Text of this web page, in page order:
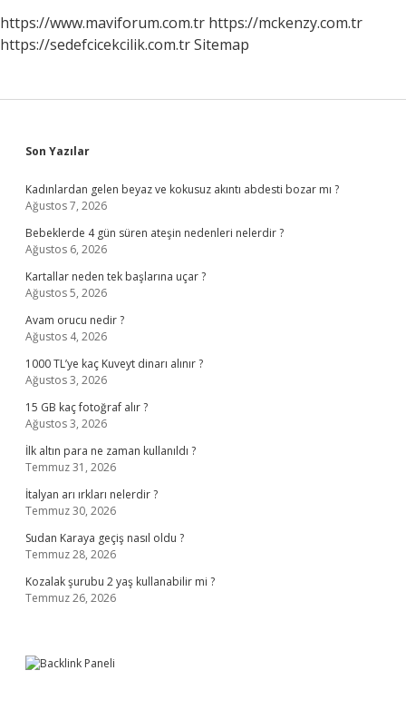
https://www.maviforum.com.tr https://mckenzy.com.tr
https://sedefcicekcilik.com.trSitemap
Sidebar
Son Yazılar
Kadınlardan gelen beyaz ve kokusuz akıntı abdesti bozar mı ?
Ağustos 7, 2026
Bebeklerde 4 gün süren ateşin nedenleri nelerdir ?
Ağustos 6, 2026
Kartallar neden tek başlarına uçar ?
Ağustos 5, 2026
Avam orucu nedir ?
Ağustos 4, 2026
1000 TL’ye kaç Kuveyt dinarı alınır ?
Ağustos 3, 2026
15 GB kaç fotoğraf alır ?
Ağustos 3, 2026
İlk altın para ne zaman kullanıldı ?
Temmuz 31, 2026
İtalyan arı ırkları nelerdir ?
Temmuz 30, 2026
Sudan Karaya geçiş nasıl oldu ?
Temmuz 28, 2026
Kozalak şurubu 2 yaş kullanabilir mi ?
Temmuz 26, 2026